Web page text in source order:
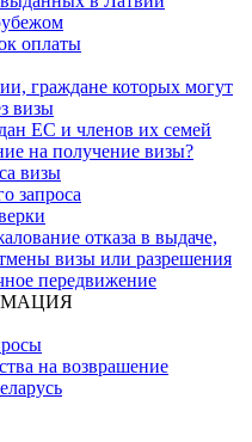
оплаты
граждане которых могут
визы
ЕС и членов их семей
на получение визы?
визы
запроса
отказа в выдаче,
визы или разрешения
передвижение
на возврашение